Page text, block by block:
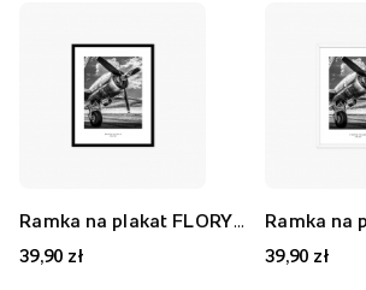
39,90 zł
39,90 zł